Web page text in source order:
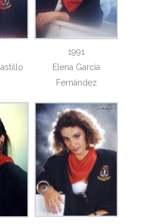
1991
Elena García
Fernández